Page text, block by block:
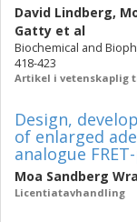
David Lindberg,
Gatty et al
Biochemical and
418-423
Artikel i vetenskaplig
Design,
of enlarged
analogue
Moa Sandberg
Licentiatavhandling